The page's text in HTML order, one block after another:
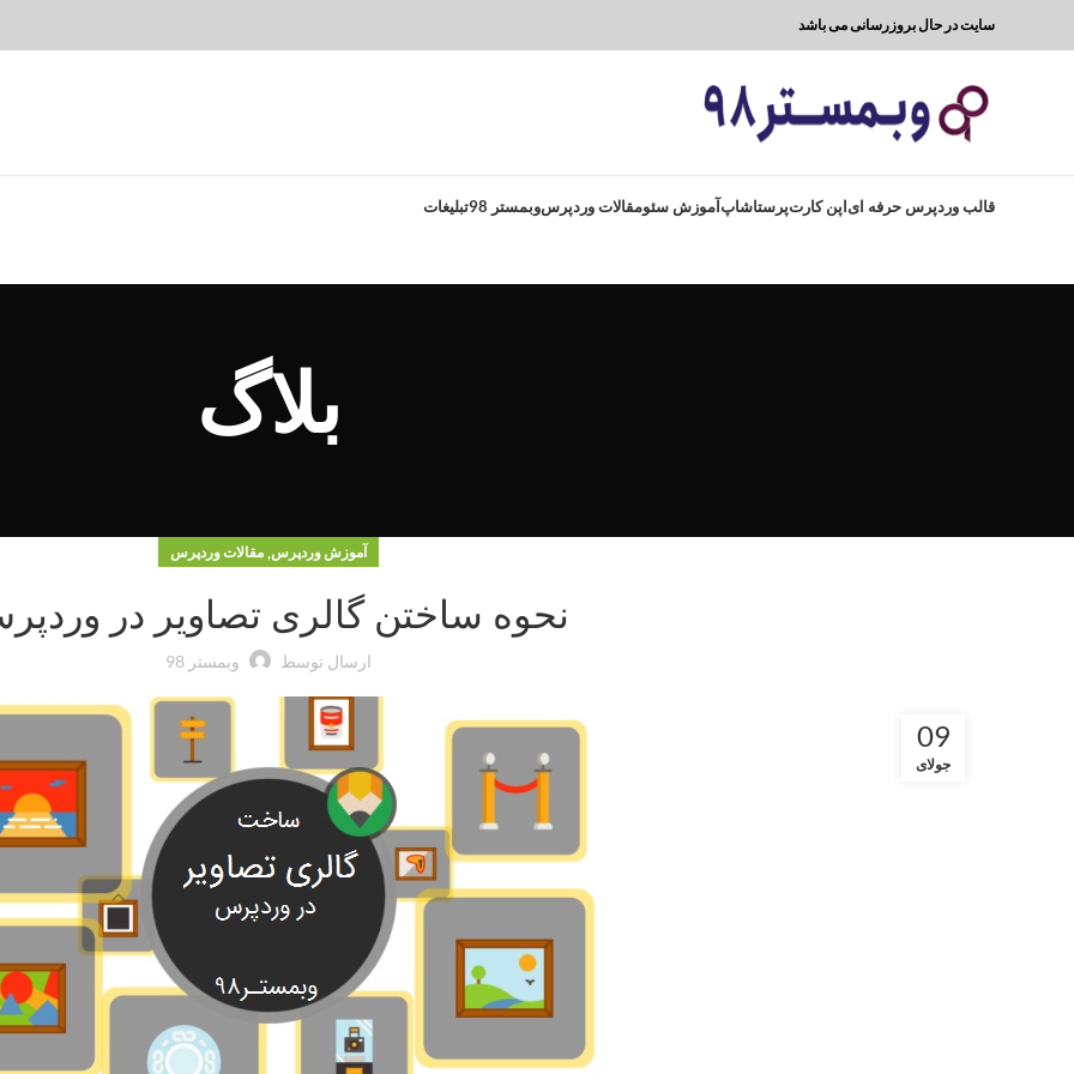
سایت در حال بروزرسانی می باشد
قالب وردپرس حرفه ایاپن کارتپرستاشاپآموزش سئومقالات وردپرسوبمستر 98 تبلیغات
بلاگ
آموزش وردپرس, مقالات وردپرس
نحوه ساختن گالری تصاویر در
ارسال توسط وبمستر 98
09
جولای